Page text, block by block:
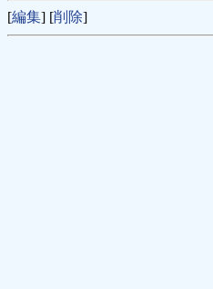
[編集] [削除]